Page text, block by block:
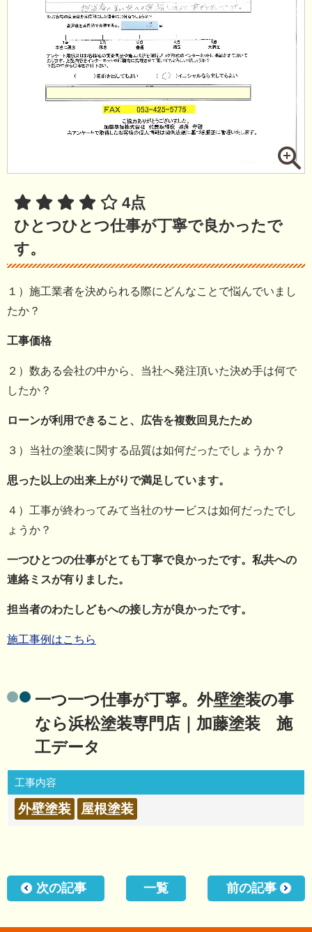
4点
ひとつひとつ仕事が丁寧で良かったで
す。
１）施工業者を決められる際にどんなことで悩んでいまし
たか？
工事価格
２）数ある会社の中から、当社へ発注頂いた決め手は何で
したか？
ローンが利用できること、広告を複数回見たため
３）当社の塗装に関する品質は如何だったでしょうか？
思った以上の出来上がりで満足しています。
４）工事が終わってみて当社のサービスは如何だったでし
ょうか？
一つひとつの仕事がとても丁寧で良かったです。私共への
連絡ミスが有りました。
担当者のわたしどもへの接し方が良かったです。
施工事例はこちら
一つ一つ仕事が丁寧。外壁塗装の事
なら浜松塗装専門店｜加藤塗装 施
工データ
工事内容
外壁塗装 屋根塗装
次の記事 一覧 前の記事